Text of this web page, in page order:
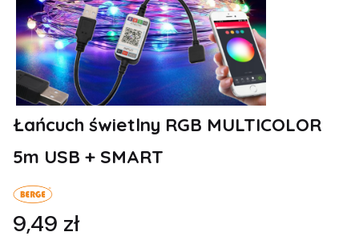
Łańcuch świetlny RGB MULTICOLOR
5m USB + SMART
Cena
9,49 zł